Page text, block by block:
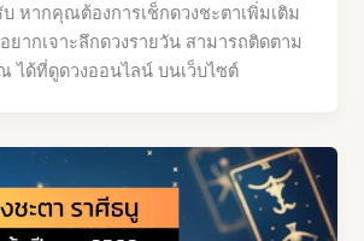
หากคุณต้องการเช็กดวงชะตาเพิ่มเติม
ากเจาะลึกดวงรายวัน สามารถติดตาม
ได้ที่ดูดวงออนไลน์ บนเว็บไซต์